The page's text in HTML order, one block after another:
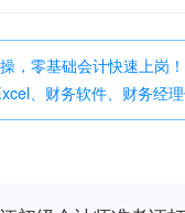
，零基础会计快速上岗！
、财务软件、财务经